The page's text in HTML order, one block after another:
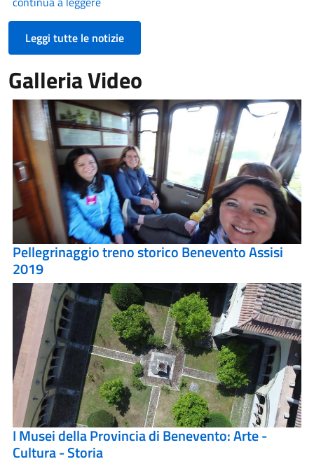
Leggi tutte le notizie
Galleria Video
Pellegrinaggio treno storico Benevento Assisi
2019
I Musei della Provincia di Benevento: Arte -
Cultura - Storia